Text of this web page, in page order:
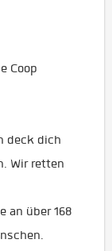
Coop
deck dich
Wir retten
an über 168